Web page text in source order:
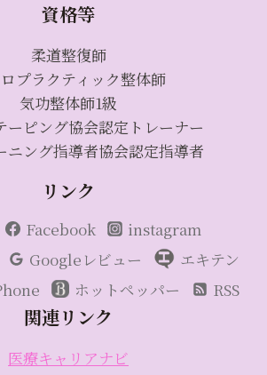
資格等
柔道整復師
プラクティック整体師
気功整体師1級
ーピング協会認定トレーナー
ニング指導者協会認定指導者
リンク
Facebook
instagram
Googleレビュー
エキテン
ホットペッパー RSS
関連リンク
医療キャリアナビ